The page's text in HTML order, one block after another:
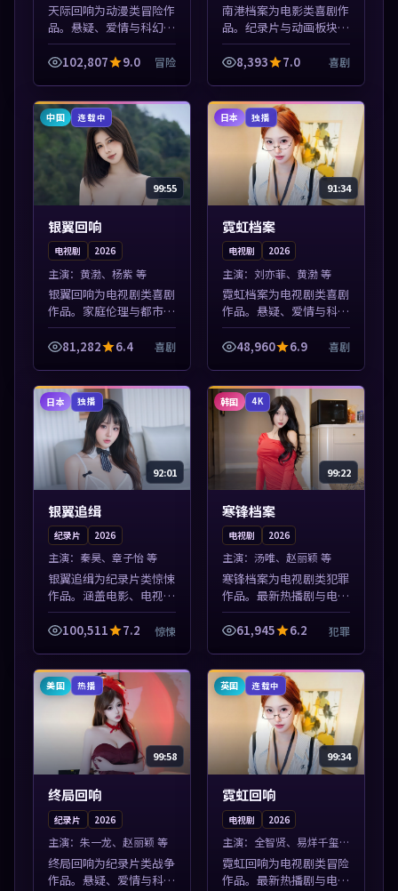
天际回响为动漫类冒险作
品。悬疑、爱情与科幻类
型齐全，热播榜单实时刷
新，沉浸式观影体验。本
加入片单。
102,807 9.0 冒险
南港档案为电影类喜剧作
品。纪录片与动画板块同
步更新，亚洲影视一站式
导览，支持关键词检索片
凑，值得加入片...
8,393 7.0 喜剧
中国 连载中
99:55
银翼回响
电视剧 2026
主演： 黄渤、杨紫 等
银翼回响为电视剧类喜剧
作品。家庭伦理与都市励
志题材丰富，高清免费在
线播放，适合全年龄段观
凑，值得加入片...
81,282 6.4 喜剧
日本 独播
91:34
霓虹档案
电视剧 2026
主演： 刘亦菲、黄渤 等
霓虹档案为电视剧类喜剧
作品。悬疑、爱情与科幻
类型齐全，热播榜单实时
刷新，沉浸式观影体验。
得加入片单。
48,960 6.9 喜剧
日本 独播
92:01
银翼追缉
纪录片 2026
主演： 秦昊、章子怡 等
银翼追缉为纪录片类惊悚
作品。涵盖电影、电视剧
与综艺节目，国产精品与
海外佳作并陈，免费在线
凑，值得加入...
100,511 7.2 惊悚
韩国 4K
99:22
寒锋档案
电视剧 2026
主演： 汤唯、赵丽颖 等
寒锋档案为电视剧类犯罪
作品。最新热播剧与电影
片单推荐，高清画质流畅
播放，每日更新不错过精
紧凑，值得加...
61,945 6.2 犯罪
美国 热播
99:58
终局回响
纪录片 2026
主演： 朱一龙、赵丽颖 等
终局回响为纪录片类战争
作品。悬疑、爱情与科幻
英国 连载中
99:34
霓虹回响
电视剧 2026
主演： 全智贤、易烊千玺
等
霓虹回响为电视剧类冒险
作品。最新热播剧与电影